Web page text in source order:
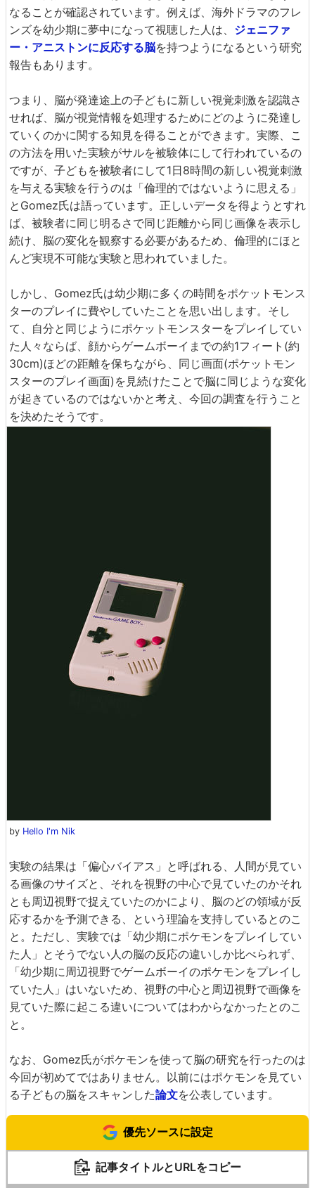
なることが確認されています。例えば、海外ドラマのフレ
ンズを幼少期に夢中になって視聴した人は、 ジェニファ
ー・アニストンに反応する脳を持つようになるという研究
報告もあります。
つまり、脳が発達途上の子どもに新しい視覚刺激を認識さ
せれば、脳が視覚情報を処理するためにどのように発達し
ていくのかに関する知見を得ることができます。実際、こ
の方法を用いた実験がサルを被験体にして行われているの
ですが、子どもを被験者にして1日8時間の新しい視覚刺激
を与える実験を行うのは「倫理的ではないように思える」
とGomez氏は語っています。正しいデータを得ようとすれ
ば、被験者に同じ明るさで同じ距離から同じ画像を表示し
続け、脳の変化を観察する必要があるため、倫理的にほと
んど実現不可能な実験と思われていました。
しかし、Gomez氏は幼少期に多くの時間をポケットモンス
ターのプレイに費やしていたことを思い出します。そし
て、自分と同じようにポケットモンスターをプレイしてい
た人々ならば、顔からゲームボーイまでの約1フィート(約
30cm)ほどの距離を保ちながら、同じ画面(ポケットモン
スターのプレイ画面)を見続けたことで脳に同じような変化
が起きているのではないかと考え、今回の調査を行うこと
を決めたそうです。
by Hello I'm Nik
実験の結果は「偏心バイアス」と呼ばれる、人間が見てい
る画像のサイズと、それを視野の中心で見ていたのかそれ
とも周辺視野で捉えていたのかにより、脳のどの領域が反
応するかを予測できる、という理論を支持しているとのこ
と。ただし、実験では「幼少期にポケモンをプレイしてい
た人」とそうでない人の脳の反応の違いしか比べられず、
「幼少期に周辺視野でゲームボーイのポケモンをプレイし
ていた人」はいないため、視野の中心と周辺視野で画像を
見ていた際に起こる違いについてはわからなかったとのこ
と。
なお、Gomez氏がポケモンを使って脳の研究を行ったのは
今回が初めてではありません。以前にはポケモンを見てい
る子どもの脳をスキャンした論文を公表しています。
優先ソースに設定
記事タイトルとURLをコピー